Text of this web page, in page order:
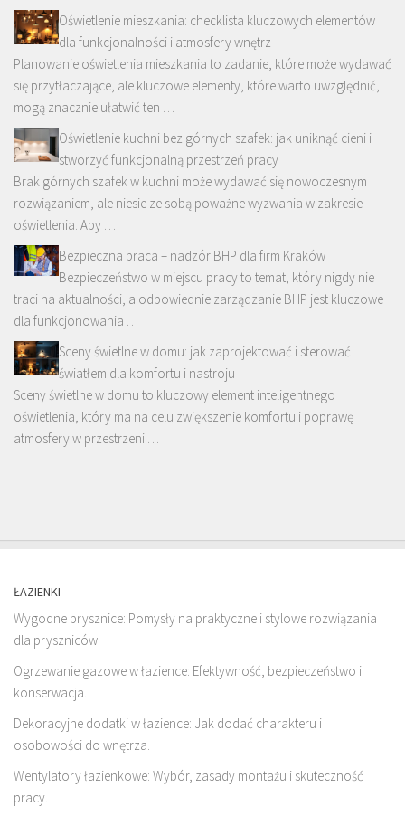
Oświetlenie mieszkania: checklista kluczowych elementów
dla funkcjonalności i atmosfery wnętrz
Planowanie oświetlenia mieszkania to zadanie, które może wydawać
się przytłaczające, ale kluczowe elementy, które warto uwzględnić,
mogą znacznie ułatwić ten …
Oświetlenie kuchni bez górnych szafek: jak uniknąć cieni i
stworzyć funkcjonalną przestrzeń pracy
Brak górnych szafek w kuchni może wydawać się nowoczesnym
rozwiązaniem, ale niesie ze sobą poważne wyzwania w zakresie
oświetlenia. Aby …
Bezpieczna praca – nadzór BHP dla firm Kraków
Bezpieczeństwo w miejscu pracy to temat, który nigdy nie
traci na aktualności, a odpowiednie zarządzanie BHP jest kluczowe
dla funkcjonowania …
Sceny świetlne w domu: jak zaprojektować i sterować
światłem dla komfortu i nastroju
Sceny świetlne w domu to kluczowy element inteligentnego
oświetlenia, który ma na celu zwiększenie komfortu i poprawę
atmosfery w przestrzeni …
ŁAZIENKI
Wygodne prysznice: Pomysły na praktyczne i stylowe rozwiązania
dla pryszniców.
Ogrzewanie gazowe w łazience: Efektywność, bezpieczeństwo i
konserwacja.
Dekoracyjne dodatki w łazience: Jak dodać charakteru i
osobowości do wnętrza.
Wentylatory łazienkowe: Wybór, zasady montażu i skuteczność
pracy.